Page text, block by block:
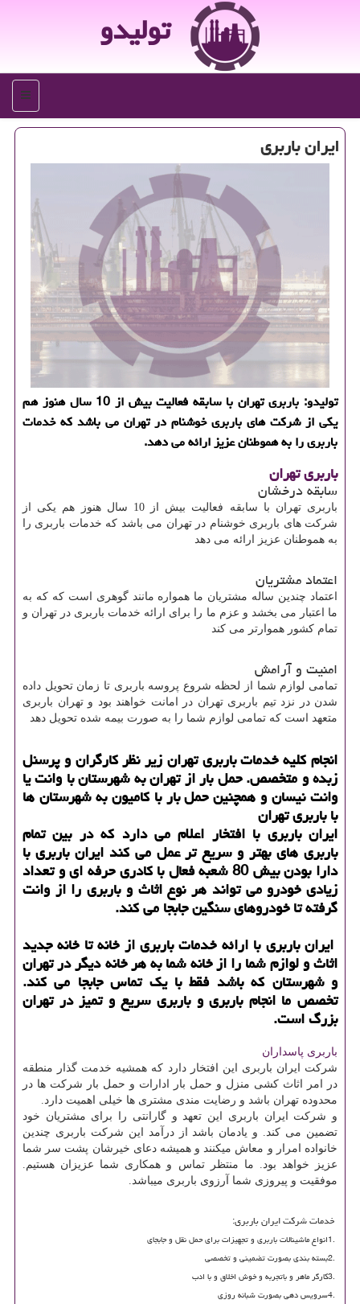
تولیدو
منو
ایران باربری
تولیدو: باربری تهران با سابقه فعالیت بیش از 10 سال هنوز هم
یكی از شركت های باربری خوشنام در تهران می باشد كه خدمات
باربری را به هموطنان عزیز ارائه می دهد.
باربری تهران
سابقه درخشان
باربری تهران با سابقه فعالیت بیش از 10 سال هنوز هم یکی از
شرکت های باربری خوشنام در تهران می باشد که خدمات باربری را
به هموطنان عزیز ارائه می دهد
اعتماد مشتریان
اعتماد چندین ساله مشتریان ما همواره مانند گوهری است که که به
ما اعتبار می بخشد و عزم ما را برای ارائه خدمات باربری در تهران و
تمام کشور هموارتر می کند
امنیت و آرامش
تمامی لوازم شما از لحظه شروع پروسه باربری تا زمان تحویل داده
شدن در نزد تیم باربری تهران در امانت خواهند بود و تهران باربری
متعهد است که تمامی لوازم شما را به صورت بیمه شده تحویل دهد
انجام کلیه خدمات باربری تهران زیر نظر کارگران و پرسنل
زبده و متخصص. حمل بار از تهران به شهرستان با وانت یا
وانت نیسان و همچنین حمل بار با کامیون به شهرستان ها
با باربری تهران
ایران باربری با افتخار اعلام می دارد که در بین تمام
باربری های بهتر و سریع تر عمل می کند ایران باربری با
دارا بودن بیش 80 شعبه فعال با کادری حرفه ای و تعداد
زیادی خودرو می تواند هر نوع اثاث و باربری را از وانت
گرفته تا خودروهای سنگین جابجا می کند.
ایران باربری با ارائه خدمات باربری از خانه تا خانه جدید
اثاث و لوازم شما را از خانه شما به هر خانه دیگر در تهران
و شهرستان که باشد فقط با یک تماس جابجا می کند.
تخصص ما انجام باربری و باربری سریع و تمیز در تهران
بزرگ است.
باربری پاسداران
شرکت ایران باربری این افتخار دارد که همشیه خدمت گذار منطقه
در امر اثاث کشی منزل و حمل بار ادارات و حمل بار شرکت ها در
محدوده تهران باشد و رضایت مندی مشتری ها خیلی اهمیت دارد.
و شرکت ایران باربری این تعهد و گارانتی را برای مشتریان خود
تضمین می کند. و یادمان باشد از درآمد این شرکت باربری چندین
خانواده امرار و معاش میکنند و همیشه دعای خیرشان پشت سر شما
عزیز خواهد بود. ما منتظر تماس و همکاری شما عزیزان هستیم.
موفقیت و پیروزی شما آرزوی باربری میباشد.
خدمات شرکت ایران باربری:
1.انواع ماشینالات باربری و تجهیزات برای حمل نقل و جابجای
2.بسته بندی بصورت تضمینی و تخصصی
3.کارگر ماهر و باتجربه و خوش اخلاق و با ادب
4.سرویس دهی بصورت شبانه روزی